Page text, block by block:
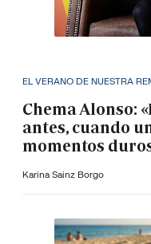
EL VERANO DE NUESTRA
Chema Alonso:
antes, cuando
momentos
Karina Sainz Borgo